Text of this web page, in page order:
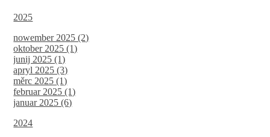
2025
nowember 2025 (2)
oktober 2025 (1)
junij 2025 (1)
apryl 2025 (3)
měrc 2025 (1)
februar 2025 (1)
januar 2025 (6)
2024